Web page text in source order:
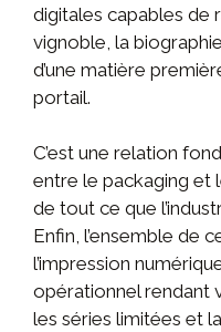
digitales capables de
vignoble, la
d’une matière
portail.
C’est une relation
entre le packaging et
de tout ce que
Enfin, l’ensemble de
l’impression
opérationnel rendant
les séries limitées et